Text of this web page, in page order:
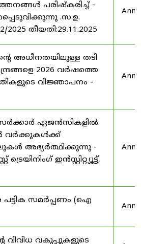
പരിഷ്കരിച്ച് -
.സ.ഉ.
2025 തീയതി:29.11.2025
അധീനതയിലുള്ള തടി
2026 വർഷത്തെ
വിജ്ഞാപനം -
ഏജൻസികളിൽ
വർക്കുകൾക്ക്
അഭ്യർത്ഥിക്കുന്നു -
ട്രെയിനിംഗ് ഇൻസ്റ്റിറ്റ്യൂട്ട്,
പട്ടിക സമർപ്പണം (ഐ
വിവിധ വകുപ്പുകളുടെ